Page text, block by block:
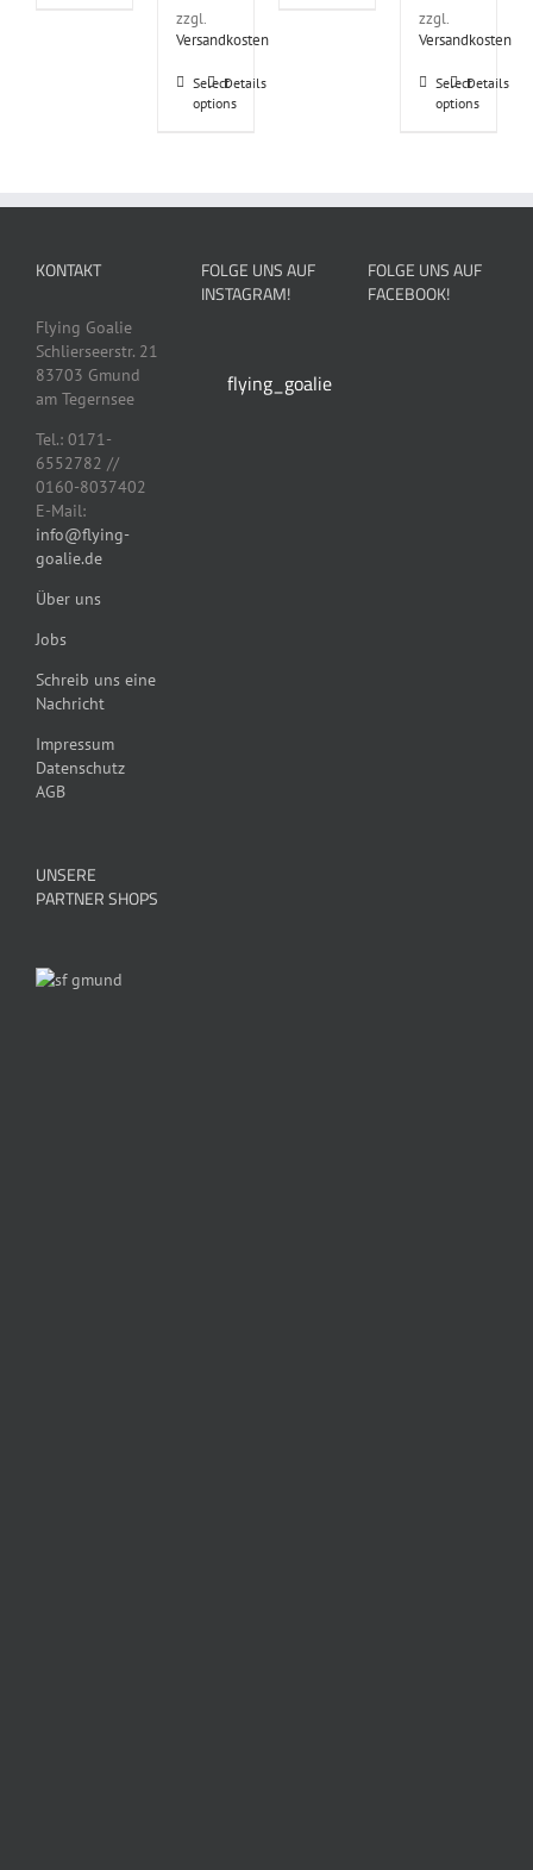
werden
zzgl.
Versandkosten
Select
options
Dieses
Produkt
können
auf
werden
Details
werden
zzgl.
Versandkosten
Select
options
Dieses
Produkt
können
auf
Details
KONTAKT
Flying Goalie
Schlierseerstr. 21
83703 Gmund
am Tegernsee
Tel.: 0171-
6552782 //
0160-8037402
E-Mail:
info@flying-
goalie.de
Über uns
Jobs
Schreib uns eine
Nachricht
Impressum
Datenschutz
AGB
UNSERE
PARTNER SHOPS
FOLGE UNS AUF
INSTAGRAM!
flying_goalie
FOLGE UNS AUF
FACEBOOK!